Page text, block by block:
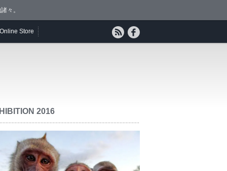
々。
Online Store
2016